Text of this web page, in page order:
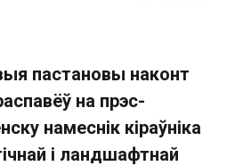
пастановы наконт
на прэс-
намеснік кіраўніка
і ландшафтнай